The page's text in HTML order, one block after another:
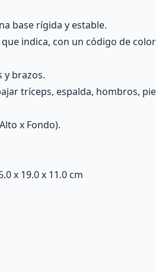
base rígida y estable.
indica, con un código de
y brazos.
tríceps, espalda, hombros,
x Fondo).
x 19.0 x 11.0 cm